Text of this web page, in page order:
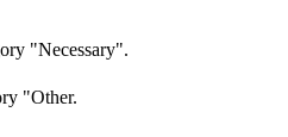
"Necessary".
"Other.